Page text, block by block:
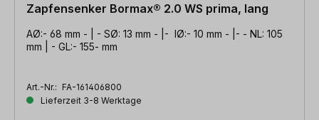
Zapfensenker Bormax® 2.0 WS prima, lang
AØ:- 68 mm - | - SØ: 13 mm - |- IØ:- 10 mm - |- - NL: 105
mm | - GL:- 155- mm
Art.-Nr.: FA-161406800
Lieferzeit 3-8 Werktage